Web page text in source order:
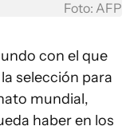
Foto: AFP
con el que
selección para
mundial,
haber en los